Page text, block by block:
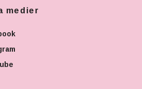
medier